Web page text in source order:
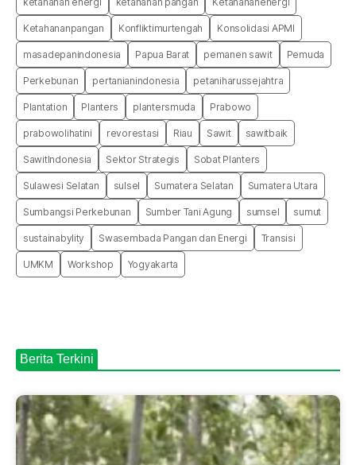
Ketahananpangan Konfliktimurtengah Konsolidasi APMI
masadepanindonesia Papua Barat pemanen sawit Pemuda
Perkebunan pertanianindonesia petaniharussejahtra
Plantation Planters plantersmuda Prabowo
prabowolihatini revorestasi Riau Sawit sawitbaik
SawitIndonesia Sektor Strategis Sobat Planters
Sulawesi Selatan sulsel Sumatera Selatan Sumatera Utara
Sumbangsi Perkebunan Sumber Tani Agung sumsel sumut
sustainabylity Swasembada Pangan dan Energi Transisi
UMKM Workshop Yogyakarta
Berita Terkini